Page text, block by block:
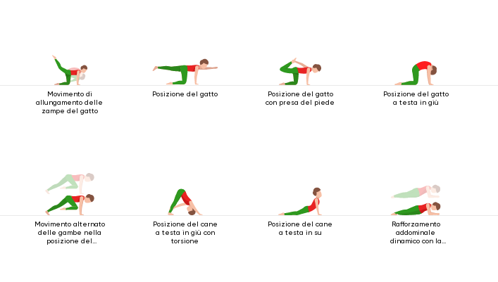
Movimento di
allungamento delle
zampe del gatto
Posizione del gatto
Posizione del gatto
con presa del piede
Posizione del gatto
a testa in giù
Movimento alternato
delle gambe nella
posizione del
Posizione del cane
a testa in giù con
torsione
Posizione del cane
a testa in su
Rafforzamento
addominale
dinamico con la